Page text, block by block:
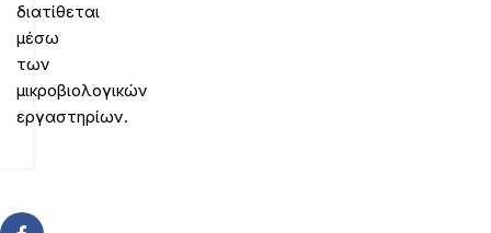
διατίθεται
μέσω
των
μικροβιολογικών
εργαστηρίων.